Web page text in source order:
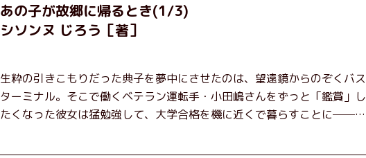
あの子が故郷に帰るとき(1/3)
シソンヌ じろう［著］
生粋の引きこもりだった典子を夢中にさせたのは、望遠鏡からのぞくバス
ターミナル。そこで働くベテラン運転手・小田嶋さんをずっと「鑑賞」し
たくなった彼女は猛勉強して、大学合格を機に近くで暮らすことに──。